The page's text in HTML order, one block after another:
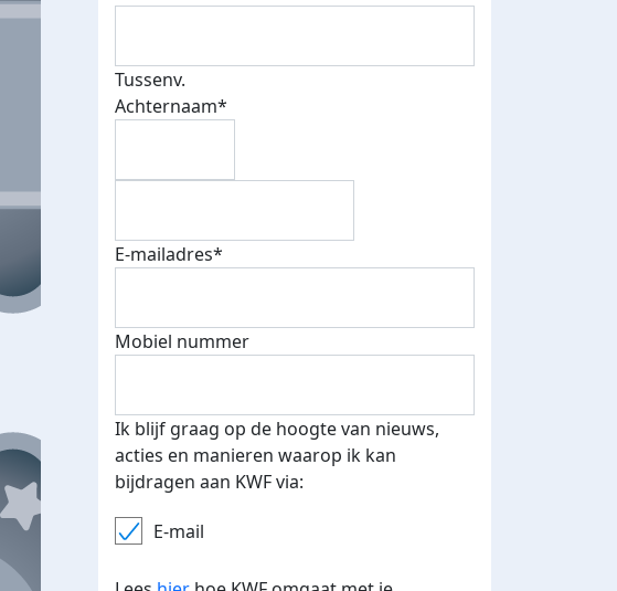
E-mails verstuurd
je je speciale KWF t-shirt!
Tussenv.
Achternaam*
E-mailadres*
Mobiel nummer
Ik blijf graag op de hoogte van nieuws,
acties en manieren waarop ik kan
bijdragen aan KWF via:
E-mail